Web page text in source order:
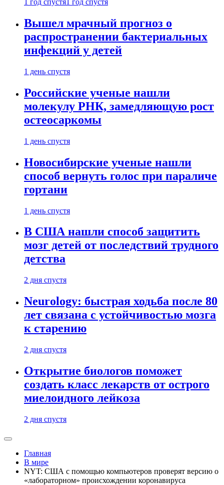
1 год спустя 1 год спустя
Вышел мрачный прогноз о
распространении бактериальных
инфекций у детей
1 день спустя
Российские ученые нашли
молекулу РНК, замедляющую рост
остеосаркомы
1 день спустя
Новосибирские ученые нашли
способ вернуть голос при параличе
гортани
1 день спустя
В США нашли способ защитить
мозг детей от последствий трудного
детства
2 дня спустя
Neurology: быстрая ходьба после 80
лет связана с устойчивостью мозга
к старению
2 дня спустя
Открытие биологов поможет
создать класс лекарств от острого
миелоидного лейкоза
2 дня спустя
Главная
В мире
NYT: США с помощью компьютеров проверят версию о
«лабораторном» происхождении коронавируса